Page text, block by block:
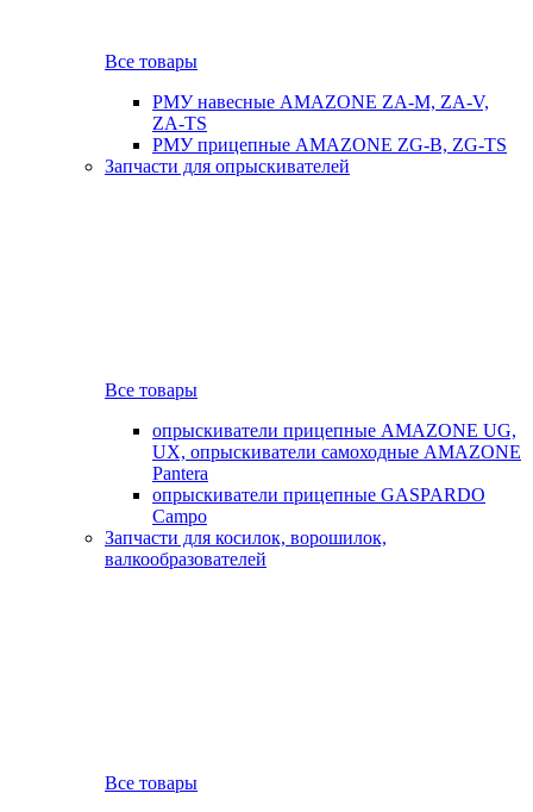
Все товары
РМУ навесные AMAZONE ZA-M, ZA-V,
ZA-TS
РМУ прицепные AMAZONE ZG-B, ZG-TS
Запчасти для опрыскивателей
Все товары
опрыскиватели прицепные AMAZONE UG,
UX, опрыскиватели самоходные AMAZONE
Pantera
опрыскиватели прицепные GASPARDO
Campo
Запчасти для косилок, ворошилок,
валкообразователей
Все товары